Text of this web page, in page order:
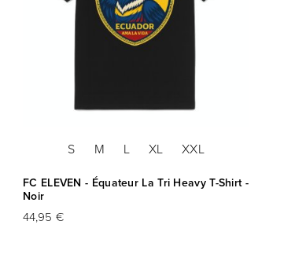
S M L XL XXL
FC ELEVEN - Équateur La Tri Heavy T-Shirt -
Noir
44,95 €